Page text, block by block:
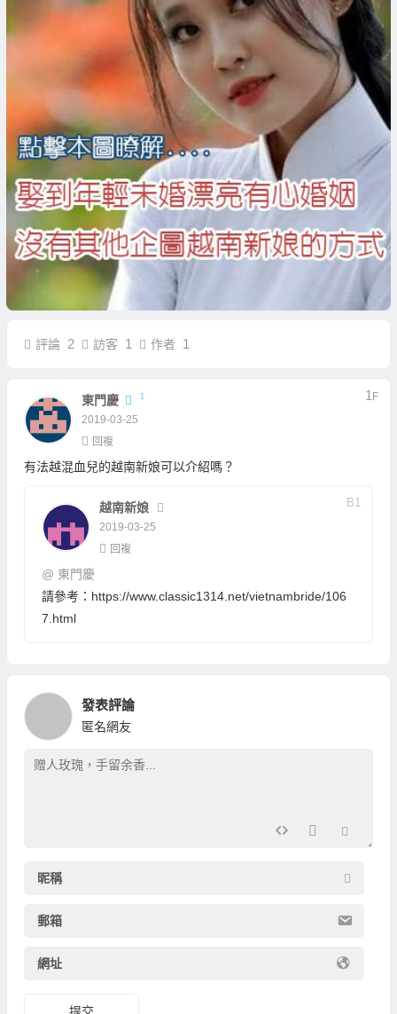
評論 2 訪客 1 作者 1
東門慶 1
2019-03-25
1 F
回複
有法越混血兒的越南新娘可以介紹嗎？
越南新娘
2019-03-25
B1
回複
@ 東門慶
請參考： https://www.classic1314.net/vietnambride/106
7.html
發表評論
匿名網友
昵稱
郵箱
網址
提交